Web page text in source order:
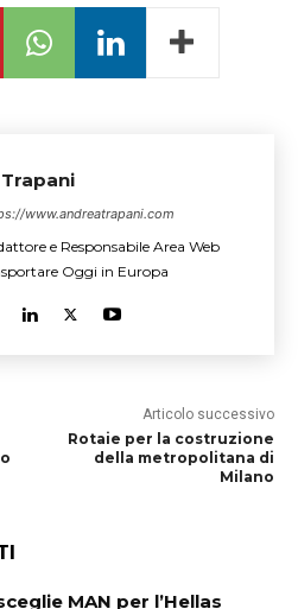
Trapani
www.andreatrapani.com
e Responsabile Area Web
Oggi in Europa
Articolo successivo
Rotaie per la costruzione
della metropolitana di
Milano
MAN per l’Hellas